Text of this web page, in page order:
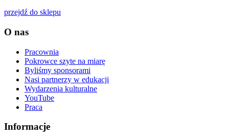
przejdź do sklepu
O nas
Pracownia
Pokrowce szyte na miarę
Byliśmy sponsorami
Nasi partnerzy w edukacji
Wydarzenia kulturalne
YouTube
Praca
Informacje